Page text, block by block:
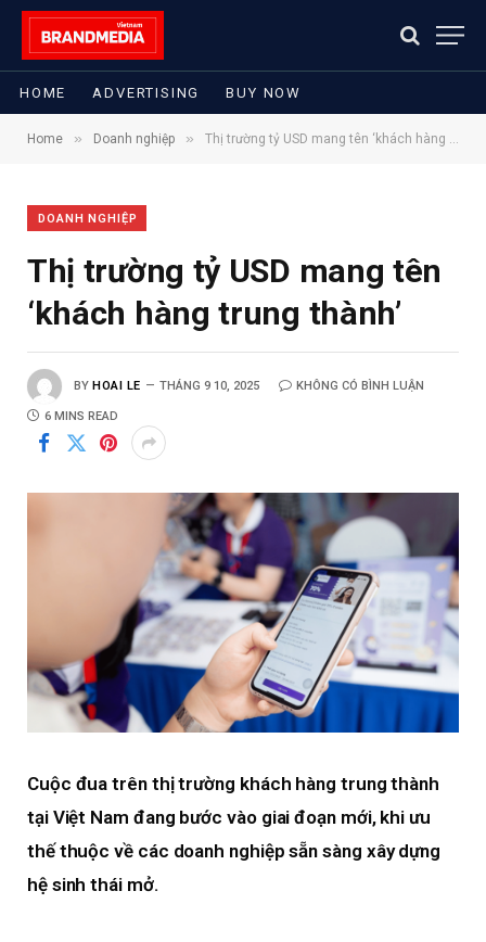
HOME ADVERTISING BUY NOW
Home » Doanh nghiệp » Thị trường tỷ USD mang tên ‘khách hàng trung thành’
DOANH NGHIỆP
Thị trường tỷ USD mang tên
‘khách hàng trung thành’
BY HOAI LE THÁNG 9 10, 2025 KHÔNG CÓ BÌNH LUẬN
6 MINS READ
Cuộc đua trên thị trường khách hàng trung thành
tại Việt Nam đang bước vào giai đoạn mới, khi ưu
thế thuộc về các doanh nghiệp sẵn sàng xây dựng
hệ sinh thái mở.